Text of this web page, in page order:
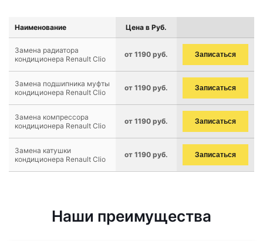
Наименование Цена в Руб.
Замена радиатора
кондиционера Renault Clio
от 1190 руб. Записаться
Замена подшипника муфты
кондиционера Renault Clio
от 1190 руб. Записаться
Замена компрессора
кондиционера Renault Clio
от 1190 руб. Записаться
Замена катушки
кондиционера Renault Clio
от 1190 руб. Записаться
Наши преимущества